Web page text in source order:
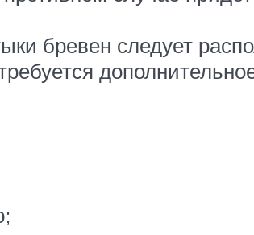
бревен следует